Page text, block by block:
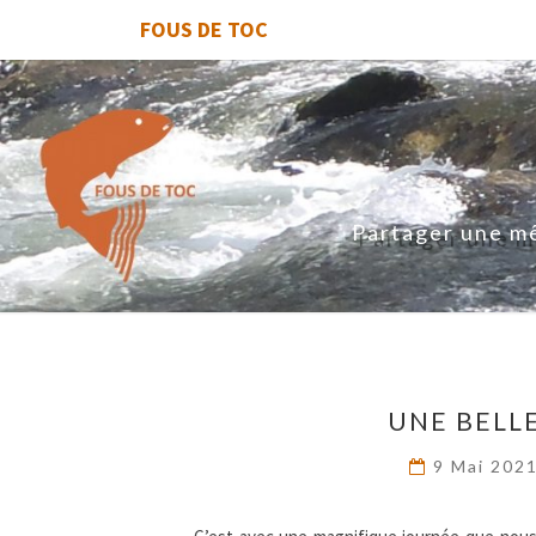
FOUS DE TOC
Partager une
UNE
9 Mai